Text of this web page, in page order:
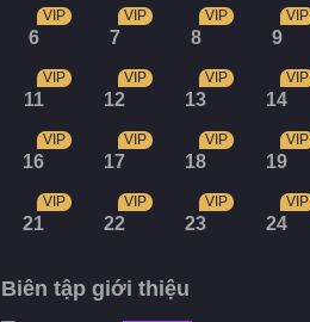
6
VIP
7
VIP
8
VIP
9
VIP
11
VIP
12
VIP
13
VIP
14
VIP
16
VIP
17
VIP
18
VIP
19
VIP
21
VIP
22
VIP
23
VIP
24
VIP
Biên tập giới thiệu